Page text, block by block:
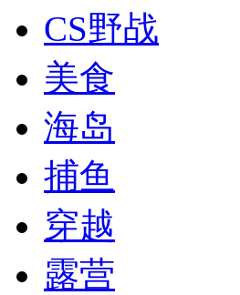
CS野战
美食
海岛
捕鱼
穿越
露营